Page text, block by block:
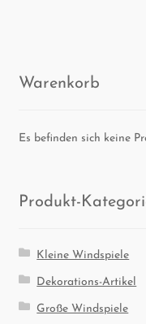
Waren­korb
Es befinden sich keine
Pro­dukt-
Kleine Windspiele
Dekorations-Artikel
Große Windspiele